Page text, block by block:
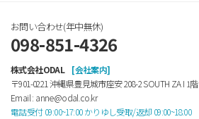
お問い合わせ(年中無休)
098-851-4326
株式会社ODAL
[会社案内]
〒901-0221 沖縄県豊見城市座安 208-2 SOUTH ZA Ⅰ 1階
Email : anne@odal.co.kr
電話受付 09:00~17:00 かりゆし受取/返却 09:00~18:00